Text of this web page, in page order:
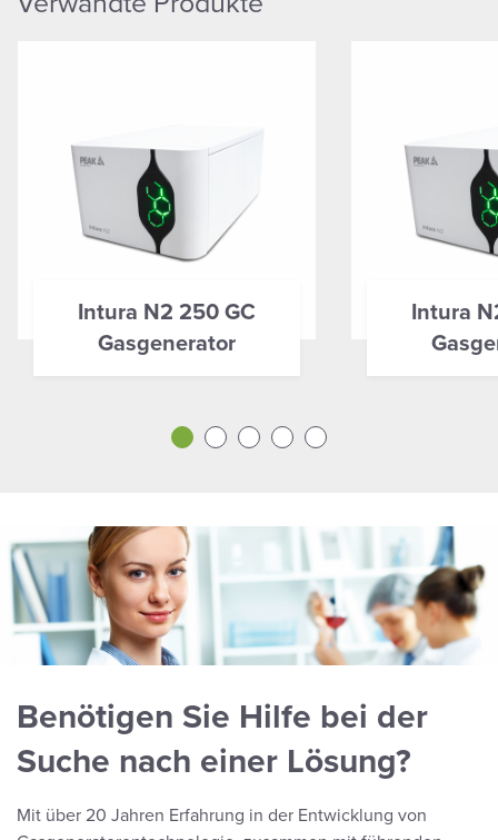
Intura N2 250 GC
Gasgenerator
Intura
Benötigen Sie Hilfe bei der
Suche nach einer Lösung?
Mit über 20 Jahren Erfahrung in der Entwicklung von